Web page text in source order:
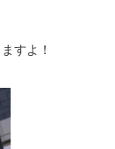
すよ！